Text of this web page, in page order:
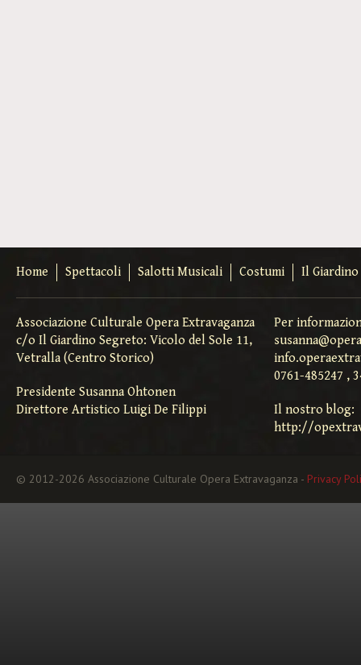
Home Spettacoli Salotti Musicali Costumi Il
Associazione Culturale Opera Extravaganza
c/o Il Giardino Segreto: Vicolo del Sole 11,
Vetralla (Centro Storico)
Presidente Susanna Ohtonen
Direttore Artistico Luigi De Filippi
Per
0761-485247 ,
Il nostro blog:
http://
© 2012-2026 Associazione Culturale Opera Extravaganza - Privacy